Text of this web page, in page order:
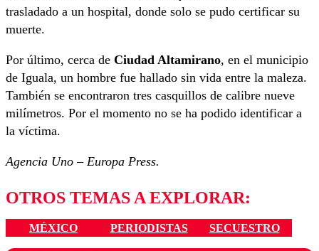
trasladado a un hospital, donde solo se pudo certificar su
muerte.
Por último, cerca de Ciudad Altamirano, en el municipio
de Iguala, un hombre fue hallado sin vida entre la maleza.
También se encontraron tres casquillos de calibre nueve
milímetros. Por el momento no se ha podido identificar a
la víctima.
Agencia Uno – Europa Press.
OTROS TEMAS A EXPLORAR:
MÉXICO PERIODISTAS SECUESTRO